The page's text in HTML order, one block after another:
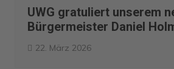
UWG gratuliert unserem
Bürgermeister Daniel
22. März 2026